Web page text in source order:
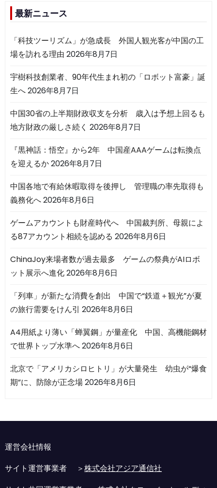
最新ニュース
「科技ツーリズム」が急成長 外国人観光客が中国の工
場を訪れる理由 2026年8月7日
宇樹科技創業者、90年代生まれ初の「ロボット富豪」誕
生へ2026年8月7日
中国30省の上半期財政収支を分析 歳入は予想上回るも
地方財政の厳しさ続く 2026年8月7日
『黒神話：悟空』から2年 中国産AAAゲームは転換点
を迎えるか2026年8月7日
中国各地で有給休暇取得を後押し 管理職の率先取得も
義務化へ2026年8月6日
ゲームアカウントも財産時代へ 中国裁判所、母親によ
る87アカウント相続を認める 2026年8月6日
ChinaJoy来場者数が過去最多 ゲームの祭典がAIロボ
ット展示へ進化2026年8月6日
「列車」が新たな消費を創出 中国で“鉄道＋観光”が夏
の旅行需要をけん引 2026年8月6日
A4用紙より薄い「蝉翼鋼」が量産化 中国、高機能鋼材
で世界トップ水準へ2026年8月6日
北京で「アメリカシロヒトリ」が大量発生 幼虫が“爆食
期”に、防除が正念場2026年8月6日
運営会社情報
サイト運営事業者 ＞株式会社アジア通信社